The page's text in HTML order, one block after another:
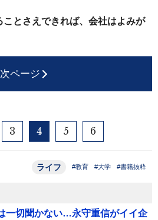
とさえできれば、会社はよみが
次ページ
3 4 5 6
ライフ #教育 #大学 #書籍抜粋
一切聞かない…永守重信がイイ企